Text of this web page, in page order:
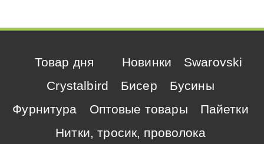
Товар дня Новинки
Swarovski
Crystalbird
Бисер
Бусины
Фурнитура
Оптовые товары
Пайетки
Нитки, тросик, проволока